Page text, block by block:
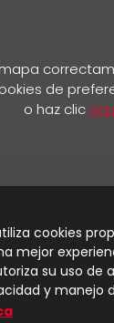
de
o haz clic
5 ½ vía Durán
cookies
mejor
su uso de
y manejo